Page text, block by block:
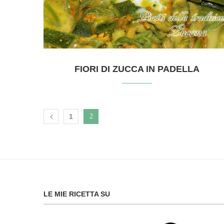
FIORI DI ZUCCA IN PADELLA
1 2
LE MIE RICETTA SU